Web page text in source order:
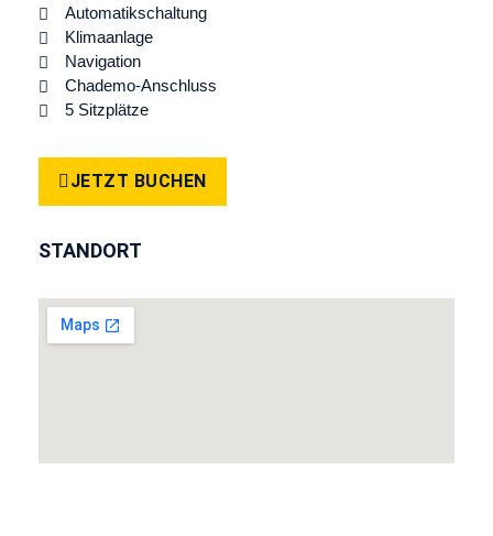
Automatikschaltung
Klimaanlage
Navigation
Chademo-Anschluss
5 Sitzplätze
JETZT BUCHEN
STANDORT